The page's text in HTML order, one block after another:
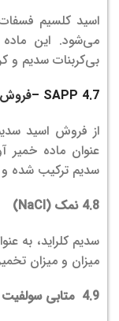
اسید کلسیم
می‌شود. این ماده
بی‌کربنات سدیم و
4.7 SAPP –
فروش
از فروش اسید
عنوان ماده خمیر
سدیم ترکیب شده و
4.8 نمک (NaCl)
سدیم کلراید، به
میزان و میزان
4.9 متابی سولفیت سدیم Na2S2O5